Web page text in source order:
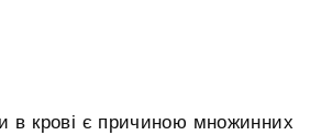
в крові є причиною множинних